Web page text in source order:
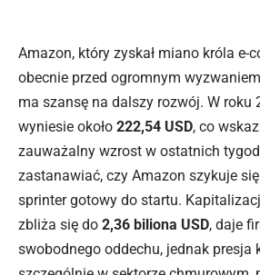
Amazon, który zyskał miano króla e-
obecnie przed ogromnym
ma szansę na dalszy rozwój. W roku
wyniesie około 222,54 USD, co
zauważalny wzrost w ostatnich
zastanawiać, czy Amazon szykuje
sprinter gotowy do startu.
zbliża się do 2,36 biliona USD, daje
swobodnego oddechu, jednak presja